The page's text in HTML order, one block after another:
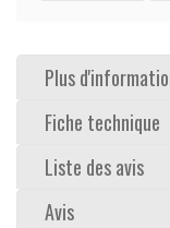
Plus
Fiche technique
Liste des avis
Avis